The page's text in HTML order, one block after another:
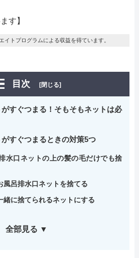
す】
トプログラムによる収益を得ています。
目次 [閉じる]
すぐつまる！そもそもネットは必
すぐつまるときの対策5つ
水口ネットの上の髪の毛だけでも捨
風呂排水口ネットを捨てる
緒に捨てられるネットにする
全部見る ▼